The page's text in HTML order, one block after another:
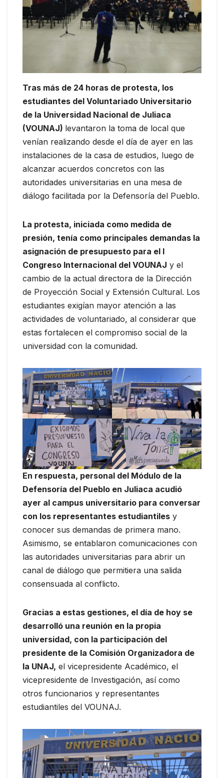
Tras más de 24 horas de protesta, los
estudiantes del Voluntariado Universitario
de la Universidad Nacional de Juliaca
(VOUNAJ) levantaron la toma de local que
venían realizando desde el día de ayer en las
instalaciones de la casa de estudios, luego de
alcanzar acuerdos concretos con las
autoridades universitarias en una mesa de
diálogo facilitada por la Defensoría del Pueblo.
La protesta, iniciada como medida de
presión, tenía como principales demandas la
asignación de presupuesto para el I
Congreso Internacional del VOUNAJ y el
cambio de la actual directora de la Dirección
de Proyección Social y Extensión Cultural. Los
estudiantes exigían mayor atención a las
actividades de voluntariado, al considerar que
estas fortalecen el compromiso social de la
universidad con la comunidad.
En respuesta, personal del Módulo de la
Defensoría del Pueblo en Juliaca acudió
ayer al campus universitario para conversar
con los representantes estudiantiles y
conocer sus demandas de primera mano.
Asimismo, se entablaron comunicaciones con
las autoridades universitarias para abrir un
canal de diálogo que permitiera una salida
consensuada al conflicto.
Gracias a estas gestiones, el día de hoy se
desarrolló una reunión en la propia
universidad, con la participación del
presidente de la Comisión Organizadora de
la UNAJ, el vicepresidente Académico, el
vicepresidente de Investigación, así como
otros funcionarios y representantes
estudiantiles del VOUNAJ.